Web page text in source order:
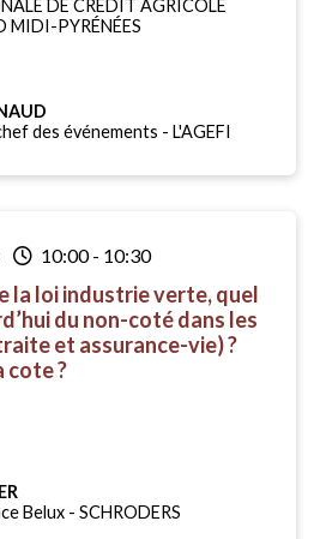
DE CRÉDIT AGRICOLE
MIDI-PYRÉNÉES
des événements - L'AGEFI
10:00- 10:30
la loi industrie verte, quel
du non-coté dans les
et assurance-vie) ?
cote ?
Belux - SCHRODERS